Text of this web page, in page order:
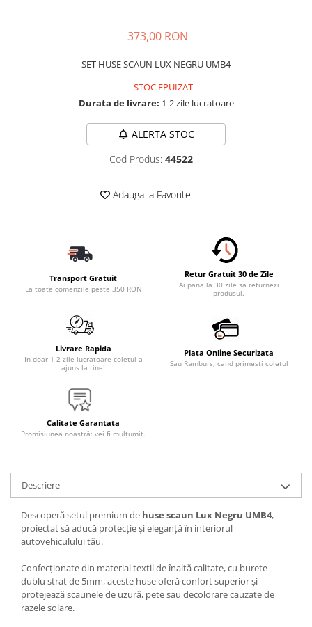
Accesorii Interior Auto
Tavite Portbagaj Dedicate
Accesorii Electronice Auto
Accesorii pentru Roti si Anvelope
Organizatoare Auto
Iluminat Auto
Proiectoare
Becuri Auto
Piese Auto
Piese Caroserie
Amortizoare Capota
Pompa Spalator Parbriz
Accesorii Camioane
Lampi si Proiectoare Camion
373,00 RON
SET HUSE SCAUN LUX NEGRU UMB4
STOC EPUIZAT
Durata de livrare: 1-2 zile lucratoare
ALERTA STOC
Cod Produs: 44522
Adauga la Favorite
Transport Gratuit
La toate comenzile peste 350 RON
Retur Gratuit 30 de Zile
Ai pana la 30 zile sa returnezi
produsul.
Livrare Rapida
In doar 1-2 zile lucratoare coletul a
ajuns la tine!
Plata Online Securizata
Sau Ramburs, cand primesti coletul
Calitate Garantata
Promisiunea noastră: vei fi mulțumit.
Descriere
Descoperă setul premium de huse scaun Lux Negru UMB4,
proiectat să aducă protecție și eleganță în interiorul
autovehiculului tău.
Confecționate din material textil de înaltă calitate, cu burete
dublu strat de 5mm, aceste huse oferă confort superior și
protejează scaunele de uzură, pete sau decolorare cauzate de
razele solare.